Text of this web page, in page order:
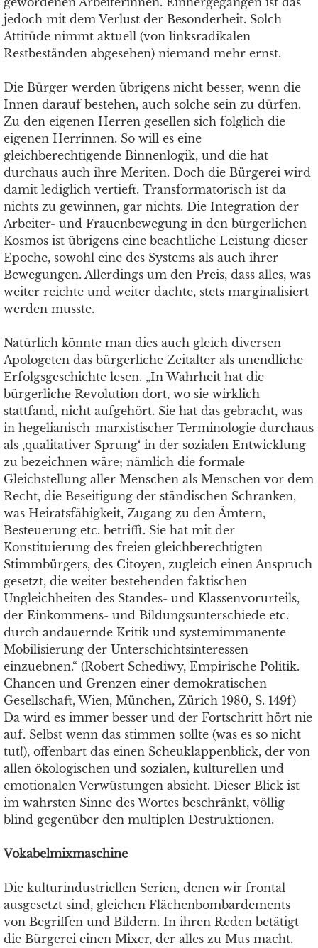
jedoch mit dem Verlust der Besonderheit. Solch
Attitüde nimmt aktuell (von linksradikalen
Restbeständen abgesehen) niemand mehr ernst.
Die Bürger werden übrigens nicht besser, wenn die
Innen darauf bestehen, auch solche sein zu dürfen.
Zu den eigenen Herren gesellen sich folglich die
eigenen Herrinnen. So will es eine
gleichberechtigende Binnenlogik, und die hat
durchaus auch ihre Meriten. Doch die Bürgerei wird
damit lediglich vertieft. Transformatorisch ist da
nichts zu gewinnen, gar nichts. Die Integration der
Arbeiter- und Frauenbewegung in den bürgerlichen
Kosmos ist übrigens eine beachtliche Leistung dieser
Epoche, sowohl eine des Systems als auch ihrer
Bewegungen. Allerdings um den Preis, dass alles, was
weiter reichte und weiter dachte, stets marginalisiert
werden musste.
Natürlich könnte man dies auch gleich diversen
Apologeten das bürgerliche Zeitalter als unendliche
Erfolgsgeschichte lesen. „In Wahrheit hat die
bürgerliche Revolution dort, wo sie wirklich
stattfand, nicht aufgehört. Sie hat das gebracht, was
in hegelianisch-marxistischer Terminologie durchaus
als ,qualitativer Sprung‘ in der sozialen Entwicklung
zu bezeichnen wäre; nämlich die formale
Gleichstellung aller Menschen als Menschen vor dem
Recht, die Beseitigung der ständischen Schranken,
was Heiratsfähigkeit, Zugang zu den Ämtern,
Besteuerung etc. betrifft. Sie hat mit der
Konstituierung des freien gleichberechtigten
Stimmbürgers, des Citoyen, zugleich einen Anspruch
gesetzt, die weiter bestehenden faktischen
Ungleichheiten des Standes- und Klassenvorurteils,
der Einkommens- und Bildungsunterschiede etc.
durch andauernde Kritik und systemimmanente
Mobilisierung der Unterschichtsinteressen
einzuebnen.“ (Robert Schediwy, Empirische Politik.
Chancen und Grenzen einer demokratischen
Gesellschaft, Wien, München, Zürich 1980, S. 149f)
Da wird es immer besser und der Fortschritt hört nie
auf. Selbst wenn das stimmen sollte (was es so nicht
tut!), offenbart das einen Scheuklappenblick, der von
allen ökologischen und sozialen, kulturellen und
emotionalen Verwüstungen absieht. Dieser Blick ist
im wahrsten Sinne des Wortes beschränkt, völlig
blind gegenüber den multiplen Destruktionen.
Vokabelmixmaschine
Die kulturindustriellen Serien, denen wir frontal
ausgesetzt sind, gleichen Flächenbombardements
von Begriffen und Bildern. In ihren Reden betätigt
die Bürgerei einen Mixer, der alles zu Mus macht.